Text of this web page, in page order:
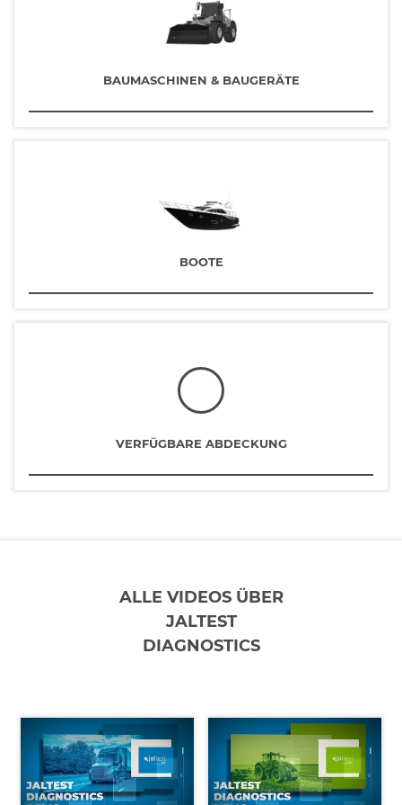
BAUMASCHINEN & BAUGERÄTE
BOOTE
VERFÜGBARE ABDECKUNG
ALLE VIDEOS ÜBER
JALTEST
DIAGNOSTICS